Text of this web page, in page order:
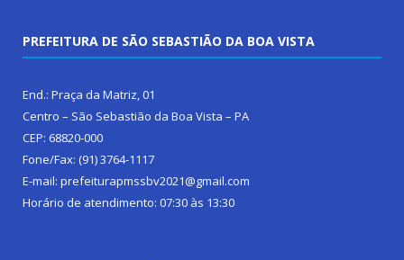
PREFEITURA DE SÃO SEBASTIÃO DA BOA VISTA
End.: Praça da Matriz, 01
Centro – São Sebastião da Boa Vista – PA
CEP: 68820-000
Fone/Fax: (91) 3764-1117
E-mail: prefeiturapmssbv2021@gmail.com
Horário de atendimento: 07:30 às 13:30